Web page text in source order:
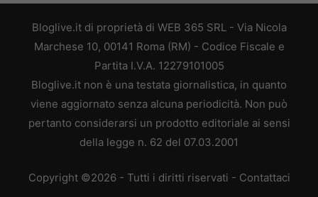
Bloglive.it di proprietà di WEB 365 SRL - Via Nicola
Marchese 10, 00141 Roma (RM) - Codice Fiscale e
Partita I.V.A. 12279101005
Bloglive.it non è una testata giornalistica, in quanto
viene aggiornato senza alcuna periodicità. Non può
pertanto considerarsi un prodotto editoriale ai sensi
della legge n. 62 del 07.03.2001
Copyright ©2026 - Tutti i diritti riservati - Contattaci